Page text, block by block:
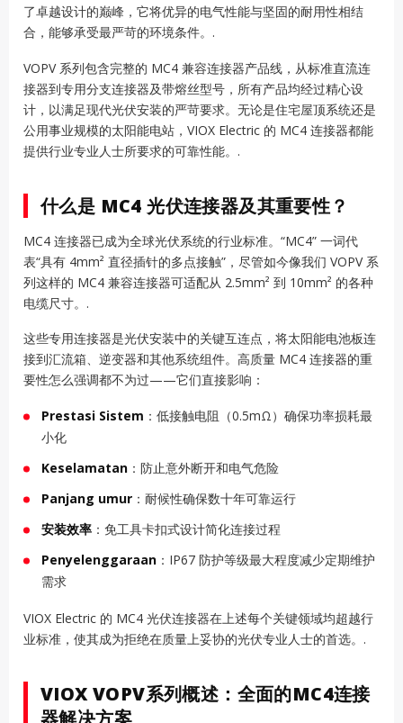
了卓越设计的巅峰，它将优异的电气性能与坚固的耐用性相结
合，能够承受最严苛的环境条件。.
VOPV 系列包含完整的 MC4 兼容连接器产品线，从标准直流连
接器到专用分支连接器及带熔丝型号，所有产品均经过精心设
计，以满足现代光伏安装的严苛要求。无论是住宅屋顶系统还是
公用事业规模的太阳能电站，VIOX Electric 的 MC4 连接器都能
提供行业专业人士所要求的可靠性能。.
什么是 MC4 光伏连接器及其重要性？
MC4 连接器已成为全球光伏系统的行业标准。“MC4” 一词代
表“具有 4mm² 直径插针的多点接触”，尽管如今像我们 VOPV 系
列这样的 MC4 兼容连接器可适配从 2.5mm² 到 10mm² 的各种
电缆尺寸。.
这些专用连接器是光伏安装中的关键互连点，将太阳能电池板连
接到汇流箱、逆变器和其他系统组件。高质量 MC4 连接器的重
要性怎么强调都不为过——它们直接影响：
Prestasi Sistem ：低接触电阻（0.5mΩ）确保功率损耗最
小化
Keselamatan ：防止意外断开和电气危险
Panjang umur ：耐候性确保数十年可靠运行
安装效率 ：免工具卡扣式设计简化连接过程
Penyelenggaraan ：IP67 防护等级最大程度减少定期维护
需求
VIOX Electric 的 MC4 光伏连接器在上述每个关键领域均超越行
业标准，使其成为拒绝在质量上妥协的光伏专业人士的首选。.
VIOX VOPV系列概述：全面的MC4连接
器解决方案